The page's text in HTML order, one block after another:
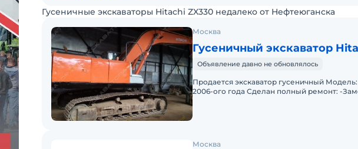
Гусеничные экскаваторы Hitachi ZX330 недалеко от Нефтеюганска
Москва
Гусеничный экскаватор
Объявление давно не обновлялось
Продается экскаватор гусеничный
2006-ого года Сделан полный ремонт: -Заменены все шланги РВД
Москва